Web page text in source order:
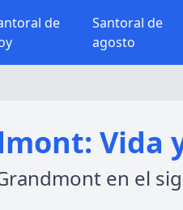
de
Santoral de
agosto
Vida
en el